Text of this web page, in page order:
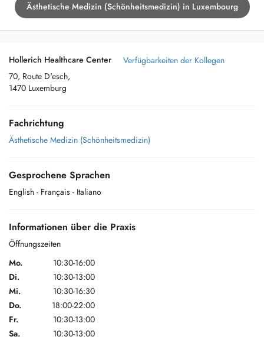
Ästhetische Medizin (Schönheitsmedizin) in Luxembourg
Hollerich Healthcare Center
70, Route D'esch,
1470 Luxemburg
Verfügbarkeiten der Kollegen
Fachrichtung
Ästhetische Medizin (Schönheitsmedizin)
Gesprochene Sprachen
English - Français - Italiano
Informationen über die Praxis
Öffnungszeiten
Mo.
10:30-16:00
Di.
10:30-13:00
Mi.
10:30-16:30
Do.
18:00-22:00
Fr.
10:30-13:00
Sa.
10:30-13:00